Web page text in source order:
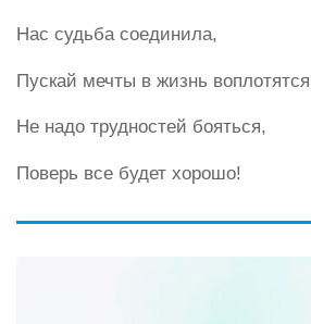
Нас судьба соединила,
Пускай мечты в жизнь
Не надо трудностей бояться,
Поверь все будет хорошо!